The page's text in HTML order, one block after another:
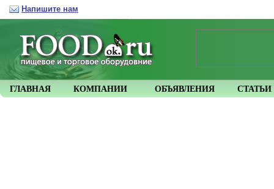
ГЛАВНАЯ КОМПАНИИ ОБЪЯВЛЕНИЯ СТАТЬИ
Напишите нам